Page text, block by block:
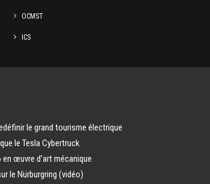
OCMST
ICS
le grand tourisme électrique
le Tesla Cybertruck
œuvre d’art mécanique
le Nürburgring (vidéo)